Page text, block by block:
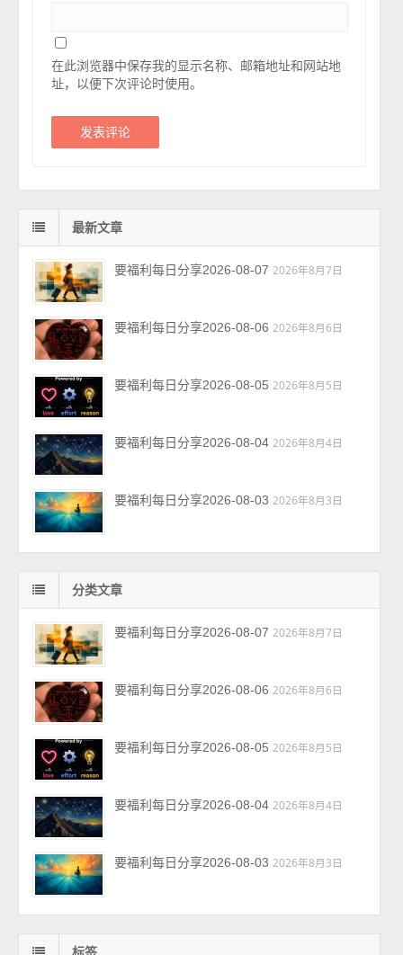
在此浏览器中保存我的显示名称、邮箱地址和网站地
址，以便下次评论时使用。
最新文章
要福利每日分享2026-08-07 2026年8月7日
要福利每日分享2026-08-06 2026年8月6日
要福利每日分享2026-08-05 2026年8月5日
要福利每日分享2026-08-04 2026年8月4日
要福利每日分享2026-08-03 2026年8月3日
分类文章
要福利每日分享2026-08-07 2026年8月7日
要福利每日分享2026-08-06 2026年8月6日
要福利每日分享2026-08-05 2026年8月5日
要福利每日分享2026-08-04 2026年8月4日
要福利每日分享2026-08-03 2026年8月3日